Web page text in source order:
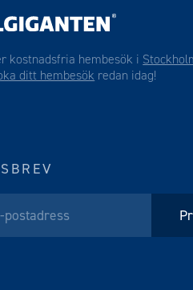
kostnadsfria hembesök i
ditt hembesök redan idag!